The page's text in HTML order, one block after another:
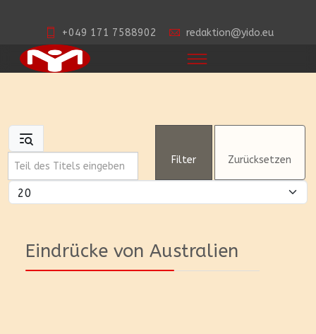
+049 171 7588902 redaktion@yido.eu
Teil des Titels eingeben
Filter Zurücksetzen
Anzeige #
Eindrücke von Australien